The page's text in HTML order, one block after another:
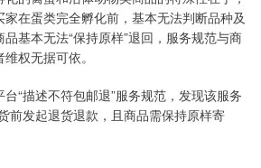
在蛋类完全孵化前，基本无法判断品种及
基本无法“保持原样”退回，服务规范与商
权无据可依。
“描述不符包邮退”服务规范，发现该服务
前发起退货退款，且商品需保持原样寄